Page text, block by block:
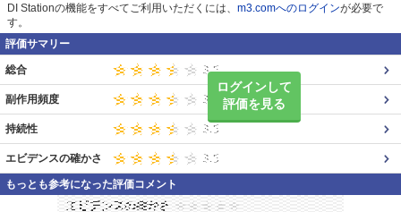
DI Stationの機能をすべてご利用いただくには、 m3.comへのログインが必要で
す。
評価サマリー
ログインして
評価を見る
総合
副作用頻度
持続性
エビデンスの確かさ
もっとも参考になった評価コメント